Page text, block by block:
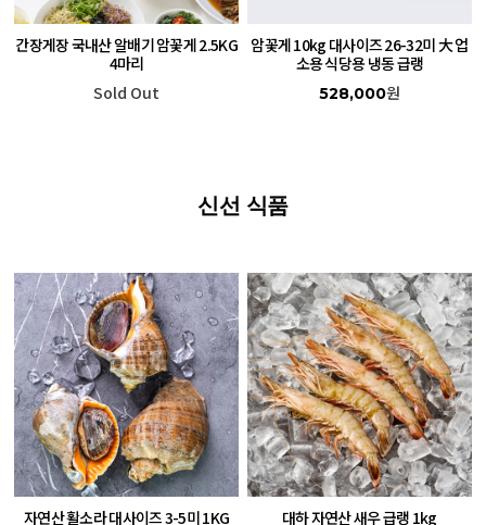
간장게장 국내산 알배기 암꽃게 2.5KG
4마리
Sold Out
암꽃게 10kg 대사이즈 26-32미 大 업
소용 식당용 냉동 급랭
528,000원
신선 식품
자연산 활소라 대사이즈 3-5미 1KG 대하 자연산 새우 급랭 1kg